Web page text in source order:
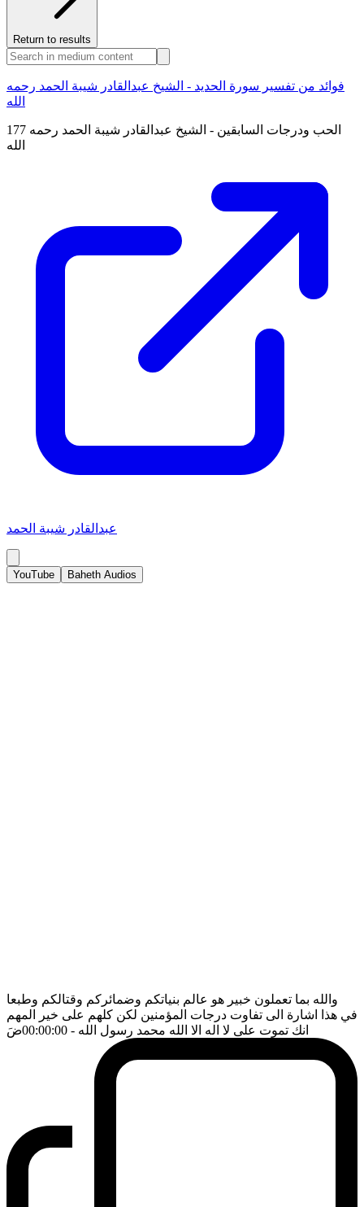
Return to results
فوائد من تفسير سورة الحديد - الشيخ عبدالقادر شيبة الحمد رحمه
الله
177 الحب ودرجات السابقين - الشيخ عبدالقادر شيبة الحمد رحمه
الله
عبدالقادر شيبة الحمد
YouTube Baheth Audios
والله بما تعملون خبير هو عالم بنياتكم وضمائركم وقتالكم وطبعا
في هذا اشارة الى تفاوت درجات المؤمنين لكن كلهم على خير المهم
انك تموت على لا اله الا الله محمد رسول الله - 00:00:00 ضَ